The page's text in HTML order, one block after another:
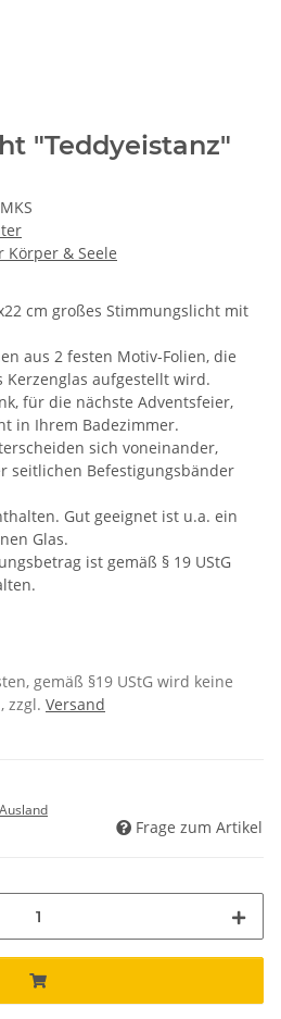
"Teddyeistanz"
& Seele
cm großes Stimmungslicht mit
aus 2 festen Motiv-Folien, die
aufgestellt wird.
für die nächste Adventsfeier,
in Ihrem Badezimmer.
sich voneinander,
seitlichen Befestigungsbänder
Gut geeignet ist u.a. ein
Glas.
ist gemäß § 19 UStG
gemäß §19 UStG wird keine
zzgl. Versand
Frage zum Artikel